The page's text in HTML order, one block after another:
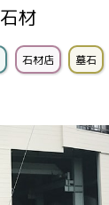
材
石材店 墓石